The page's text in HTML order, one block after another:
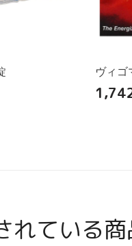
ヴィゴ
れている商